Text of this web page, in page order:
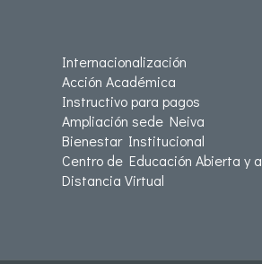
Internacionalización
Acción Académica
Instructivo para pagos
Ampliación sede Neiva
Bienestar Institucional
Centro de Educación Abierta y a
Distancia Virtual